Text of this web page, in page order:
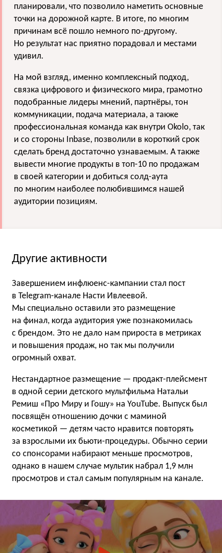
планировали, что позволило наметить основные
точки на дорожной карте. В итоге, по многим
причинам всё пошло немного по-другому.
Но результат нас приятно порадовал и местами
удивил.
На мой взгляд, именно комплексный подход,
связка цифрового и физического мира, грамотно
подобранные лидеры мнений, партнёры, тон
коммуникации, подача материала, а также
профессиональная команда как внутри Okolo, так
и со стороны Inbase, позволили в короткий срок
сделать бренд достаточно узнаваемым. А также
вывести многие продукты в топ-10 по продажам
в своей категории и добиться солд-аута
по многим наиболее полюбившимся нашей
аудитории позициям.
Другие активности
Завершением инфлюенс-кампании стал пост
в Telegram-канале Насти Ивлеевой.
Мы специально оставили это размещение
на финал, когда аудитория уже познакомилась
с брендом. Это не дало нам прироста в метриках
и повышения продаж, но так мы получили
огромный охват.
Нестандартное размещение — продакт-плейсмент
в одной серии детского мультфильма Натальи
Ремиш «Про Миру и Гошу» на YouTube. Выпуск был
посвящён отношению дочки с маминой
косметикой — детям часто нравится повторять
за взрослыми их бьюти-процедуры. Обычно серии
со спонсорами набирают меньше просмотров,
однако в нашем случае мультик набрал 1,9 млн
просмотров и стал самым популярным на канале.